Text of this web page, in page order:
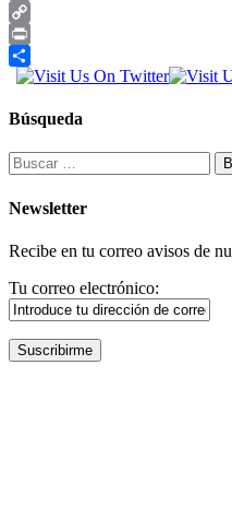
Email
Copy
Link
Print
Compartir
Búsqueda
Buscar:
Newsletter
Recibe en tu correo avisos de
Tu correo electrónico: